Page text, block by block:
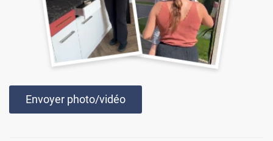
Envoyer photo/vidéo